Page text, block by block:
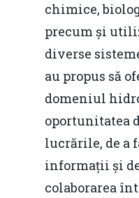
chimice,
precum și
diverse
au propus să
domeniul
oportunitatea
lucrările, de a
informații și
colaborarea